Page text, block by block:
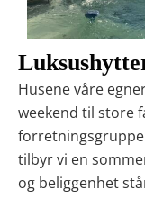
Husene våre
weekend til store
tilbyr vi en
og beliggenhet